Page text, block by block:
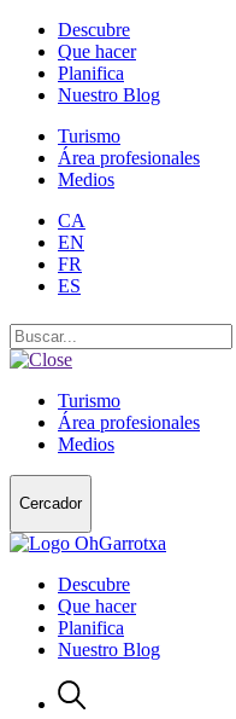
Descubre
Que hacer
Planifica
Nuestro Blog
Turismo
Área profesionales
Medios
CA
EN
FR
ES
Turismo
Área profesionales
Medios
Cercador
Descubre
Que hacer
Planifica
Nuestro Blog